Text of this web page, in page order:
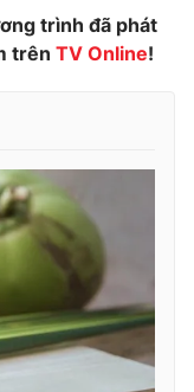
trình đã phát
trên TV Online!